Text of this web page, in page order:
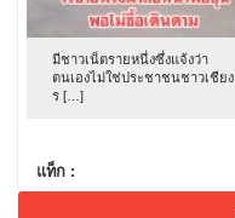
มีชาวเน็ตรายหนึ่งซึ่งแจ้งว่า
ตนเองไม่ใช่ประชาชนชาวเชียง
ร […]
แท็ก :